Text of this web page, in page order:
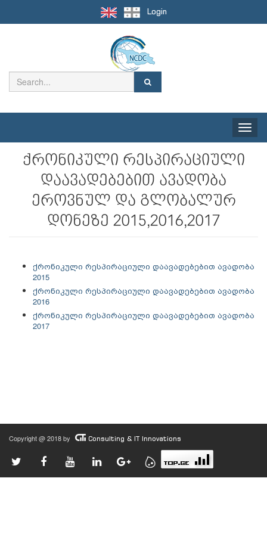
Login
Toggle
ქრონიკული რესპირაციული
დაავადებებით ავადობა
ეროვნულ და გლობალურ
დონეზე 2015,2016,2017
ქრონიკული რესპირაციული დაავადებებით ავადობა
2015
ქრონიკული რესპირაციული დაავადებებით ავადობა
2016
ქრონიკული რესპირაციული დაავადებებით ავადობა
2017
Copyright @ 2018 by Consulting & IT Innovations